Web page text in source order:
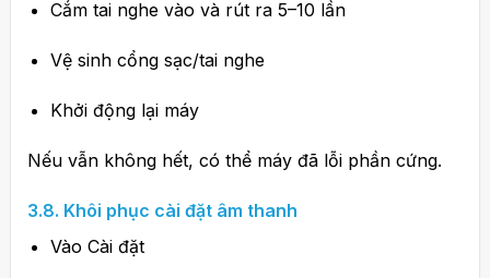
Cắm tai nghe vào và rút ra 5–10 lần
Vệ sinh cổng sạc/tai nghe
Khởi động lại máy
Nếu vẫn không hết, có thể máy đã lỗi phần cứng.
3.8. Khôi phục cài đặt âm thanh
Vào Cài đặt